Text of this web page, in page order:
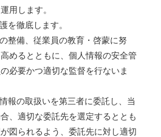
用します。
を徹底します。
整備、従業員の教育・啓蒙に努
めるとともに、個人情報の安全管
必要かつ適切な監督を行ないま
報の取扱いを第三者に委託し、当
、適切な委託先を選定するととも
図られるよう、委託先に対し適切